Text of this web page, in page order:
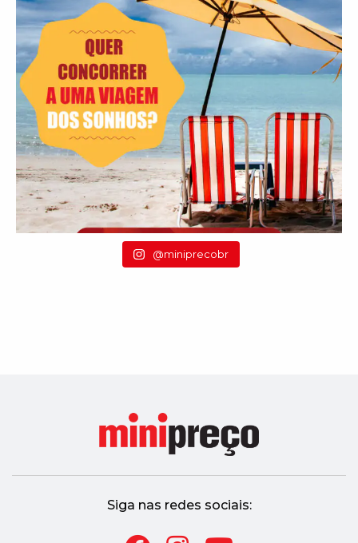
@miniprecobr
Siga nas redes sociais: